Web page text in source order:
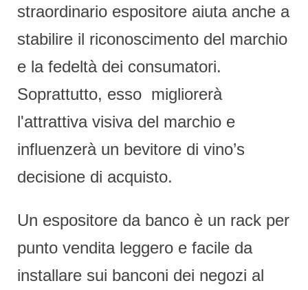
straordinario espositore aiuta anche a
stabilire il riconoscimento del marchio
e la fedeltà dei consumatori.
Soprattutto, esso migliorerà
l'attrattiva visiva del marchio e
influenzerà un bevitore di vino’s
decisione di acquisto.
Un espositore da banco è un rack per
punto vendita leggero e facile da
installare sui banconi dei negozi al